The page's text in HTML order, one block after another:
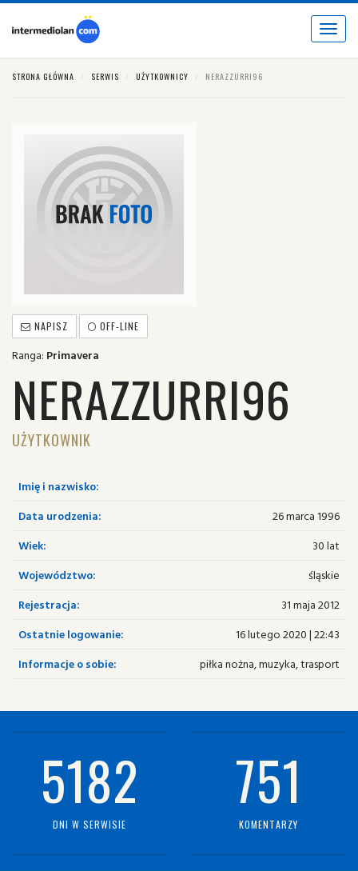
Toggle
STRONA GŁÓWNA SERWIS UŻYTKOWNICY NERAZZURRI96
NAPISZ OFF-LINE
Ranga: Primavera
NERAZZURRI96
UŻYTKOWNIK
Imię i nazwisko:
Data urodzenia:
26 marca 1996
Wiek:
30 lat
Województwo:
śląskie
Rejestracja:
31 maja 2012
Ostatnie logowanie:
16 lutego 2020 | 22:43
Informacje o sobie:
piłka nożna, muzyka, trasport
5182
DNI W SERWISIE
751
KOMENTARZY